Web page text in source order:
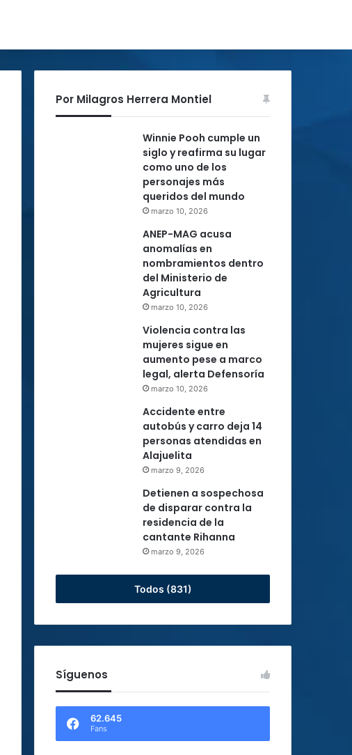
Por Milagros Herrera Montiel
Winnie Pooh cumple un
siglo y reafirma su lugar
como uno de los
personajes más
queridos del mundo
marzo 10, 2026
ANEP-MAG acusa
anomalías en
nombramientos dentro
del Ministerio de
Agricultura
marzo 10, 2026
Violencia contra las
mujeres sigue en
aumento pese a marco
legal, alerta Defensoría
marzo 10, 2026
Accidente entre
autobús y carro deja 14
personas atendidas en
Alajuelita
marzo 9, 2026
Detienen a sospechosa
de disparar contra la
residencia de la
cantante Rihanna
marzo 9, 2026
Todos (831)
Síguenos
62.645
Fans